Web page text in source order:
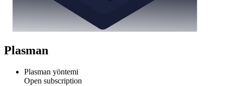
Plasman
Plasman yöntemi
Open subscription